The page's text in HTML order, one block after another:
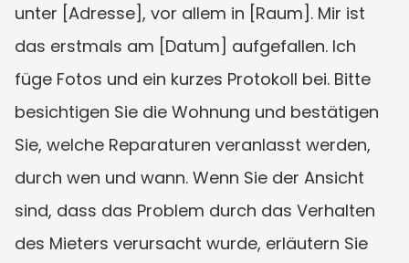
unter [Adresse], vor allem in [Raum]. Mir ist
das erstmals am [Datum] aufgefallen. Ich
füge Fotos und ein kurzes Protokoll bei. Bitte
besichtigen Sie die Wohnung und bestätigen
Sie, welche Reparaturen veranlasst werden,
durch wen und wann. Wenn Sie der Ansicht
sind, dass das Problem durch das Verhalten
des Mieters verursacht wurde, erläutern Sie